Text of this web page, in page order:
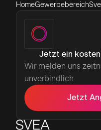
HomeGewerbebereich
Jetzt ein
Wir melden uns
unverbindlich
Jetzt